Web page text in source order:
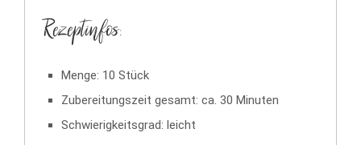
Rezeptinfos:
Menge: 10 Stück
Zubereitungszeit gesamt: ca. 30 Minuten
Schwierigkeitsgrad: leicht